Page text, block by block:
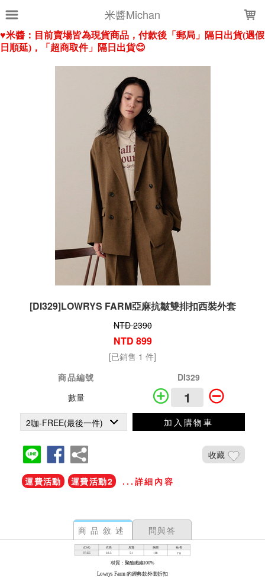
米醬Michan
[DI329]LOWRYS FARM亞麻抗皺雙排扣西裝外套
NTD 2390
NTD 899
[已銷售 1 件]
商品編號
DI329
數量
加入購物車
收藏
運費活動 運費活動2 ...詳細內容
商品敘述 問與答